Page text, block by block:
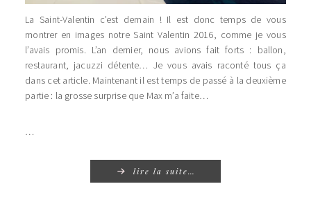
La Saint-Valentin c’est demain ! Il est donc temps de vous
montrer en images notre Saint Valentin 2016, comme je vous
l’avais promis. L’an dernier, nous avions fait forts : ballon,
restaurant, jacuzzi détente… Je vous avais raconté tous ça
dans cet article. Maintenant il est temps de passé à la deuxième
partie : la grosse surprise que Max m’a faite…
…
lire la suite…